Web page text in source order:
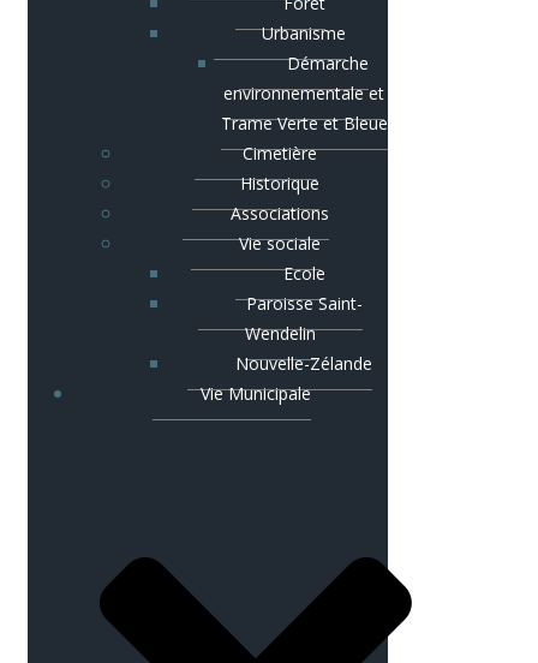
Urbanisme
Démarche
environnementale et
Trame Verte et Bleue
Cimetière
Historique
Associations
Vie sociale
Ecole
Paroisse Saint-
Wendelin
Nouvelle-Zélande
Vie Municipale